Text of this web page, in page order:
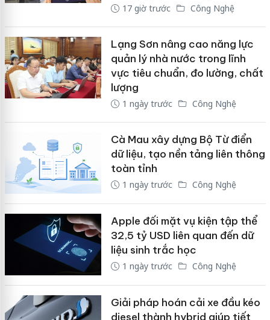
17 giờ trước Công Nghệ
Lạng Sơn nâng cao năng lực
quản lý nhà nước trong lĩnh
vực tiêu chuẩn, đo lường, chất
lượng
1 ngày trước Công Nghệ
Cà Mau xây dựng Bộ Từ điển
dữ liệu, tạo nền tảng liên thông
toàn tỉnh
1 ngày trước Công Nghệ
Apple đối mặt vụ kiện tập thể
32,5 tỷ USD liên quan đến dữ
liệu sinh trắc học
1 ngày trước Công Nghệ
Giải pháp hoán cải xe đầu kéo
diesel thành hybrid giúp tiết